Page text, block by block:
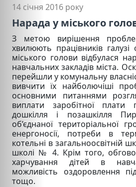
14 січня 2016 року
Нарада у міського
З метою вирішення
хвилюють працівників
міського голови відбулася
навчальних закладів міста.
перейшли у комунальну
вивчити їх найболючіші
основними питаннями
виплати заробітної плати
дошкілля і позашкілля
об’єднаної територіальної
енергоносії, потреби в
котельні в загальноосвітній
школі № 4. Крім того,
харчування дітей в
можливість оздоровлення
тощо.